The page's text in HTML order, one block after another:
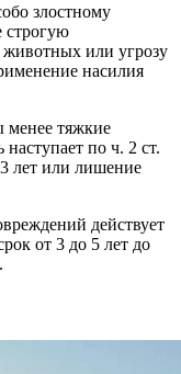
злостному
строгую
животных или угрозу
насилия
менее тяжкие
по ч. 2 ст.
лет или лишение
действует
от 3 до 5 лет до